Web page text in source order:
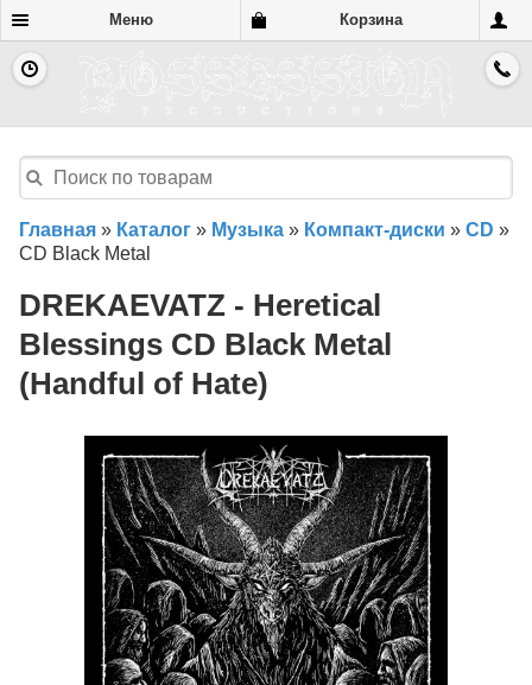
Меню Корзина
Главная » Каталог » Музыка » Компакт-диски » CD »
CD Black Metal
DREKAEVATZ - Heretical
Blessings CD Black Metal
(Handful of Hate)